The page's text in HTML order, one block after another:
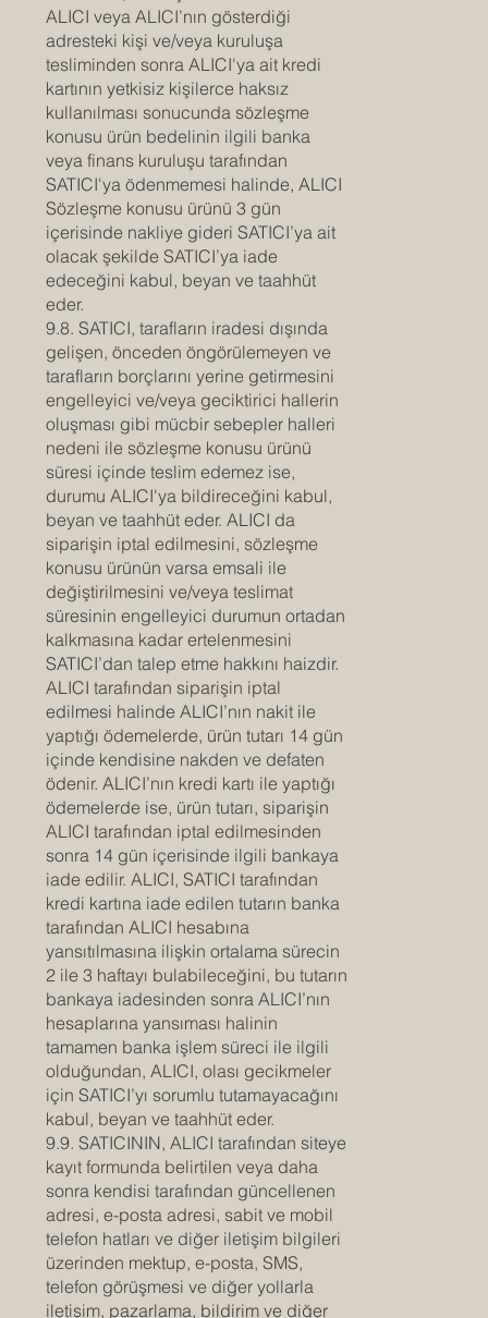
ALICI veya ALICI’nın gösterdiği
adresteki kişi ve/veya kuruluşa
tesliminden sonra ALICI'ya ait kredi
kartının yetkisiz kişilerce haksız
kullanılması sonucunda sözleşme
konusu ürün bedelinin ilgili banka
veya finans kuruluşu tarafından
SATICI'ya ödenmemesi halinde, ALICI
Sözleşme konusu ürünü 3 gün
içerisinde nakliye gideri SATICI’ya ait
olacak şekilde SATICI’ya iade
edeceğini kabul, beyan ve taahhüt
eder.
9.8. SATICI, tarafların iradesi dışında
gelişen, önceden öngörülemeyen ve
tarafların borçlarını yerine getirmesini
engelleyici ve/veya geciktirici hallerin
oluşması gibi mücbir sebepler halleri
nedeni ile sözleşme konusu ürünü
süresi içinde teslim edemez ise,
durumu ALICI'ya bildireceğini kabul,
beyan ve taahhüt eder. ALICI da
siparişin iptal edilmesini, sözleşme
konusu ürünün varsa emsali ile
değiştirilmesini ve/veya teslimat
süresinin engelleyici durumun ortadan
kalkmasına kadar ertelenmesini
SATICI’dan talep etme hakkını haizdir.
ALICI tarafından siparişin iptal
edilmesi halinde ALICI’nın nakit ile
yaptığı ödemelerde, ürün tutarı 14 gün
içinde kendisine nakden ve defaten
ödenir. ALICI’nın kredi kartı ile yaptığı
ödemelerde ise, ürün tutarı, siparişin
ALICI tarafından iptal edilmesinden
sonra 14 gün içerisinde ilgili bankaya
iade edilir. ALICI, SATICI tarafından
kredi kartına iade edilen tutarın banka
tarafından ALICI hesabına
yansıtılmasına ilişkin ortalama sürecin
2 ile 3 haftayı bulabileceğini, bu tutarın
bankaya iadesinden sonra ALICI’nın
hesaplarına yansıması halinin
tamamen banka işlem süreci ile ilgili
olduğundan, ALICI, olası gecikmeler
için SATICI’yı sorumlu tutamayacağını
kabul, beyan ve taahhüt eder.
9.9. SATICININ, ALICI tarafından siteye
kayıt formunda belirtilen veya daha
sonra kendisi tarafından güncellenen
adresi, e-posta adresi, sabit ve mobil
telefon hatları ve diğer iletişim bilgileri
üzerinden mektup, e-posta, SMS,
telefon görüşmesi ve diğer yollarla
iletişim, pazarlama, bildirim ve diğer